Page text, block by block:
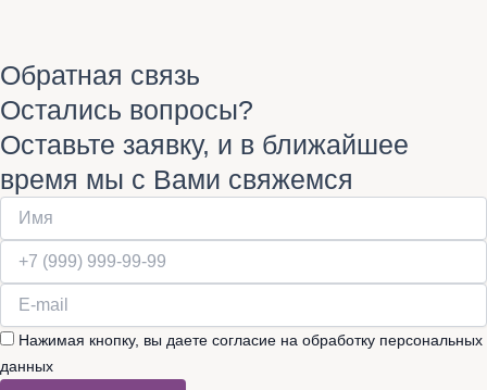
Обратная связь
Остались вопросы?
Оставьте заявку, и в ближайшее
время мы с Вами свяжемся
Нажимая кнопку, вы даете согласие на обработку персональных
данных